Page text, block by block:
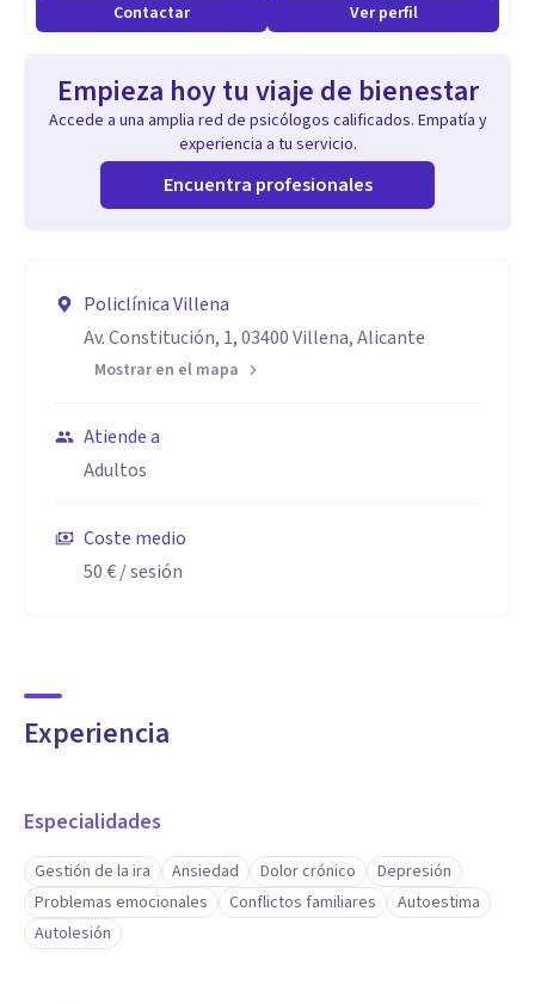
Contactar Ver perfil
Empieza hoy tu viaje de bienestar
Accede a una amplia red de psicólogos calificados. Empatía y
experiencia a tu servicio.
Encuentra profesionales
Policlínica Villena
Av. Constitución, 1, 03400 Villena, Alicante
Mostrar en el mapa
Atiende a
Adultos
Coste medio
50 €/ sesión
Experiencia
Especialidades
Gestión de la ira Ansiedad Dolor crónico
Depresión
Problemas emocionales
Conflictos familiares
Autoestima
Autolesión